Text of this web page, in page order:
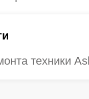
техники